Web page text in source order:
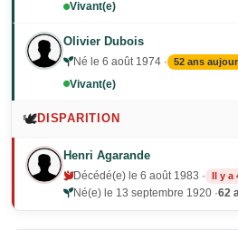
Vivant(e)
Olivier Dubois
Né le 6 août 1974 · 52 ans
Vivant(e)
🕊️DISPARITION
Henri Agarande
Décédé(e) le 6 août 1983 · Il y a
Né(e) le 13 septembre 1920 ·62